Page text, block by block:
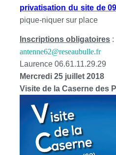
privatisation du site de
pique-niquer sur place
Inscriptions obligatoires :
antenne62@reseaubulle.fr
Laurence 06.61.11.29.29
Mercredi 25 juillet 2018
Visite de la Caserne des